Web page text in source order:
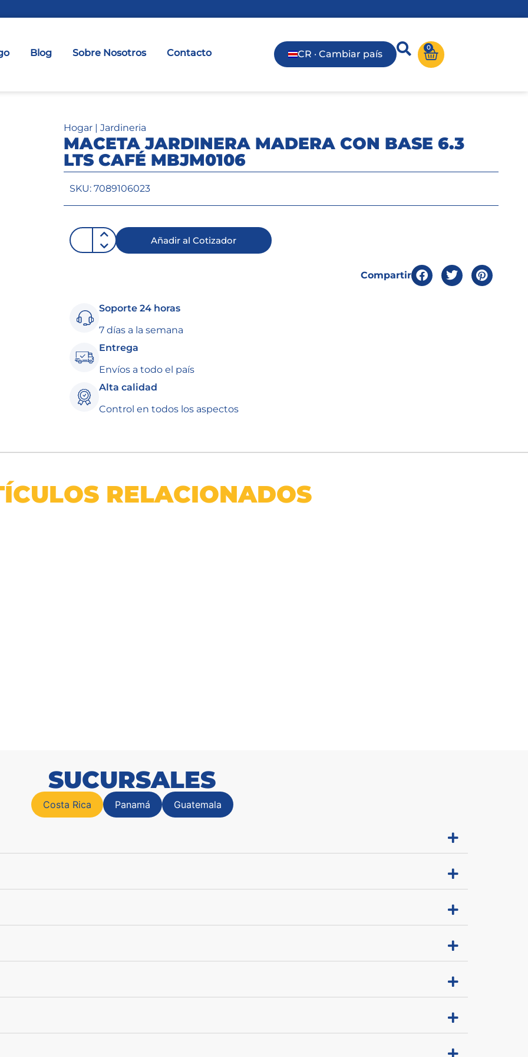
Blog Sobre Nosotros Contacto CR · Cambiar país
0
Hogar| Jardineria
MACETA JARDINERA MADERA CON BASE 6.3
LTS CAFÉ MBJM0106
SKU: 7089106023
Añadir al Cotizador
Compartir
Soporte 24 horas
7 días a la semana
Entrega
Envíos a todo el país
Alta calidad
Control en todos los aspectos
RELACIONADOS
SUCURSALES
Costa Rica Panamá Guatemala